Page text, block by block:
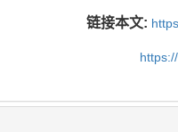
链接本文: